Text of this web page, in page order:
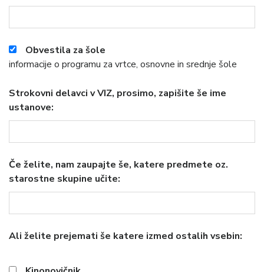
Obvestila za šole
informacije o programu za vrtce, osnovne in srednje šole
Strokovni delavci v VIZ, prosimo, zapišite še ime
ustanove:
Če želite, nam zaupajte še, katere predmete oz.
starostne skupine učite:
Ali želite prejemati še katere izmed ostalih vsebin: